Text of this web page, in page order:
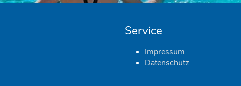
Service
Impressum
Datenschutz